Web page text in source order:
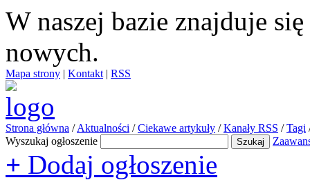
W naszej bazie znajduje się
nowych.
Mapa strony | Kontakt | RSS
Strona główna / Aktualności / Ciekawe artykuły / Kanały RSS / Tagi
Wyszukaj ogłoszenie
+ Dodaj ogłoszenie